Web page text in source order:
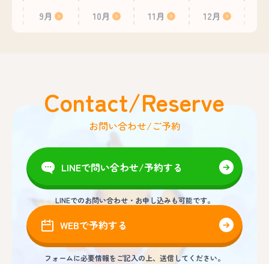
9月
10月 11月 12月
Contact/Reserve
お問い合わせ/ご予約
LINEで問い合わせ/予約する
LINEでのお問い合わせ・お申し込みも可能です。
WEBで予約する
フォームに必要情報をご記入の上、送信してください。